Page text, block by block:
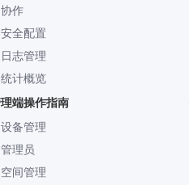
协作
安全配置
日志管理
统计概览
端操作指南
设备管理
管理员
空间管理